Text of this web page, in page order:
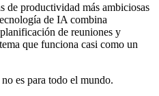
de productividad más ambiciosas
de IA combina
de reuniones y
que funciona casi como un
es para todo el mundo.